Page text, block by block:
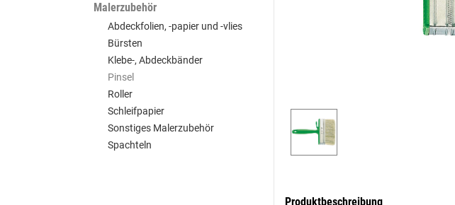
Malerzubehör
Abdeckfolien, -papier und -vlies
Bürsten
Klebe-, Abdeckbänder
Pinsel
Roller
Schleifpapier
Sonstiges Malerzubehör
Spachteln
Produktbeschreibung